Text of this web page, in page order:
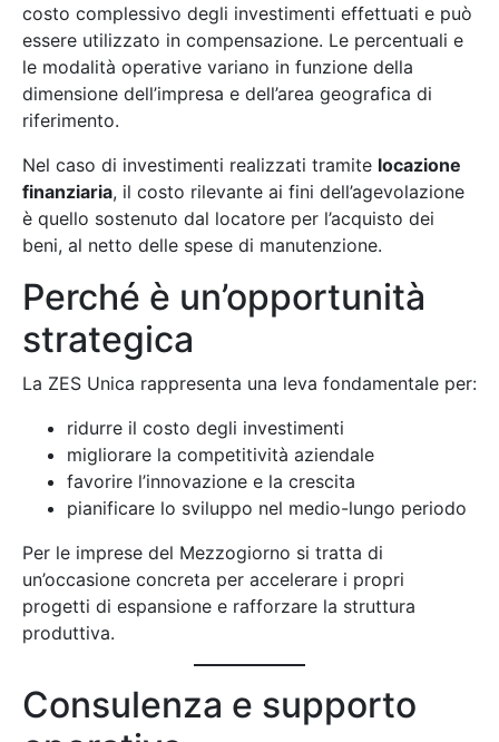
costo complessivo degli investimenti effettuati e può
essere utilizzato in compensazione. Le percentuali e
le modalità operative variano in funzione della
dimensione dell’impresa e dell’area geografica di
riferimento.
Nel caso di investimenti realizzati tramite locazione
finanziaria, il costo rilevante ai fini dell’agevolazione
è quello sostenuto dal locatore per l’acquisto dei
beni, al netto delle spese di manutenzione.
Perché è un’opportunità
strategica
La ZES Unica rappresenta una leva fondamentale per:
ridurre il costo degli investimenti
migliorare la competitività aziendale
favorire l’innovazione e la crescita
pianificare lo sviluppo nel medio-lungo periodo
Per le imprese del Mezzogiorno si tratta di
un’occasione concreta per accelerare i propri
progetti di espansione e rafforzare la struttura
produttiva.
Consulenza e supporto